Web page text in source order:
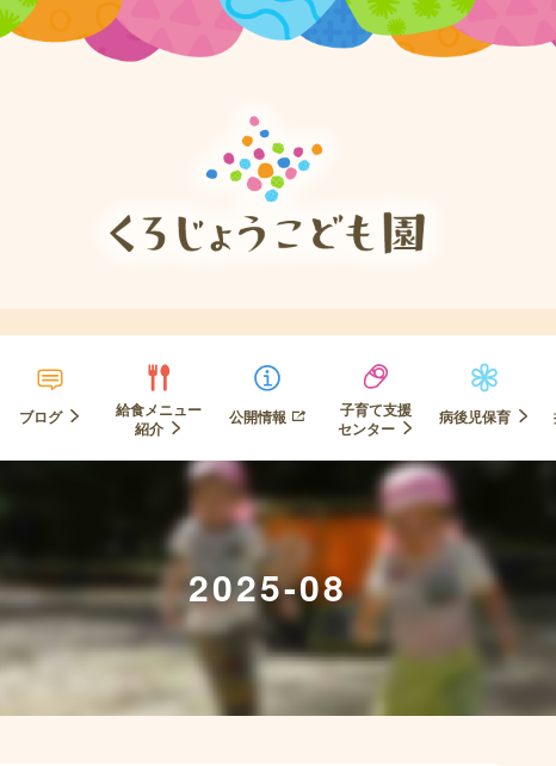
ブログ
給食メニュー
紹介
公開情報
子育て支援
センター
病後児保育
2025-08